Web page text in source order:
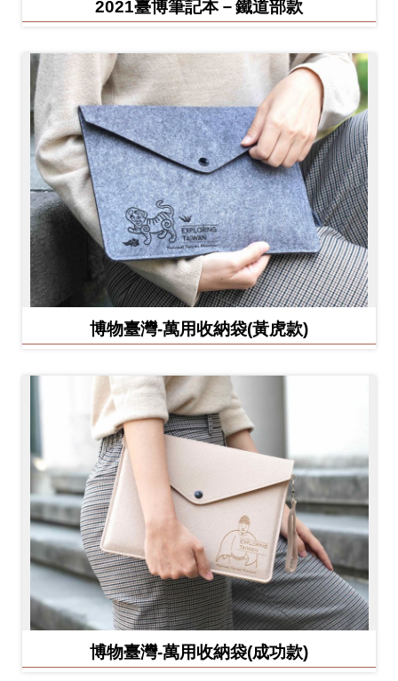
2021臺博筆記本－鐵道部款
博物臺灣-萬用收納袋(黃虎款)
博物臺灣-萬用收納袋(成功款)